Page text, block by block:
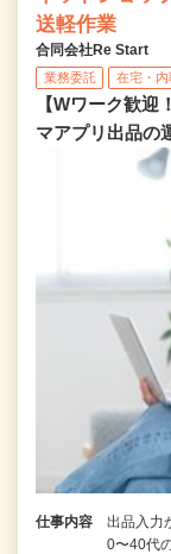
送軽作業
合同会社Re Start
業務委託 在宅・内
【Wワーク歓
マアプリ出品の
仕事内容
出品入力
0〜40代